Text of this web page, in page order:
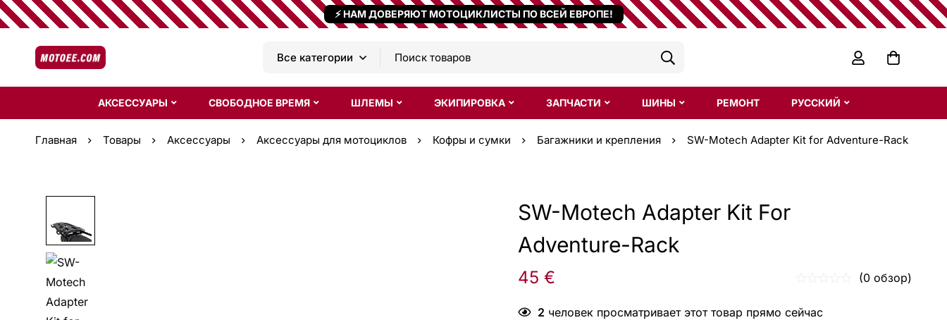
⚡ НАМ ДОВЕРЯЮТ МОТОЦИКЛИСТЫ ПО ВСЕЙ ЕВРОПЕ!
АКСЕССУАРЫ СВОБОДНОЕ ВРЕМЯ ШЛЕМЫ ЭКИПИРОВКА ЗАПЧАСТИ ШИНЫ РЕМОНТ РУССКИЙ
Главная Товары Аксессуары Аксессуары для мотоциклов Кофры и сумки Багажники и крепления SW-Motech Adapter Kit for Adventure-Rack
SW-Motech Adapter Kit For
Adventure-Rack
45 € (0 обзор)
2 человек просматривает этот товар прямо сейчас